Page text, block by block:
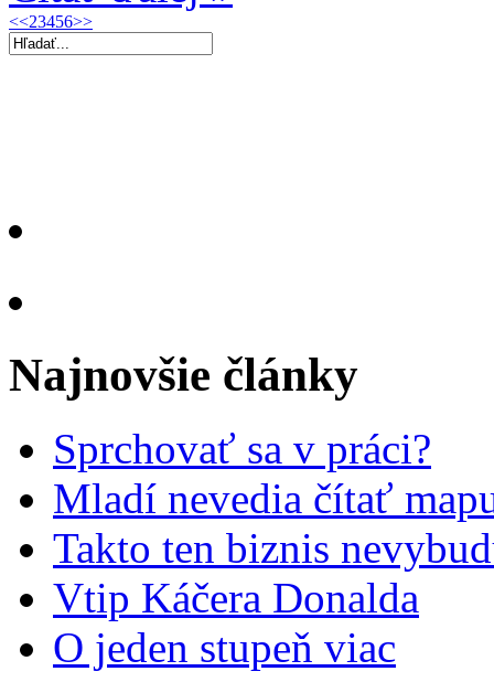
<<23456>>
Najnovšie články
Sprchovať sa v práci?
Mladí nevedia čítať
Takto ten biznis
Vtip Káčera Donalda
O jeden stupeň viac